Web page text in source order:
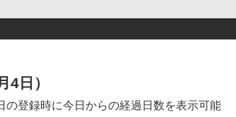
日）
の登録時に今日からの経過日数を表示可能